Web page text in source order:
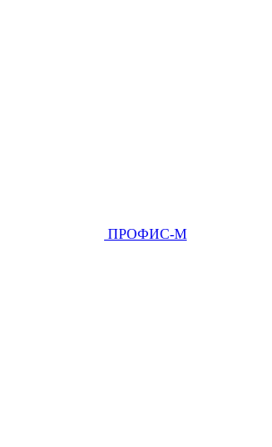
ПРОФИС-М